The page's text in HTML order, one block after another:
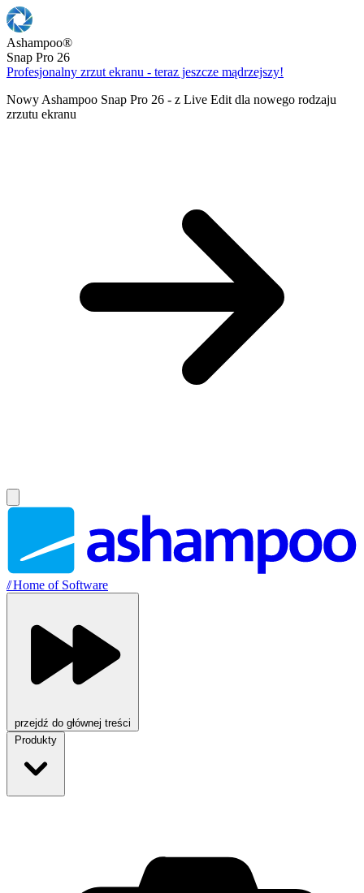
Ashampoo®
Snap Pro 26
Profesjonalny zrzut ekranu - teraz jeszcze mądrzejszy!
Nowy Ashampoo Snap Pro 26 - z Live Edit dla nowego rodzaju
zrzutu ekranu
//Home of Software
przejdź do głównej treści
Produkty